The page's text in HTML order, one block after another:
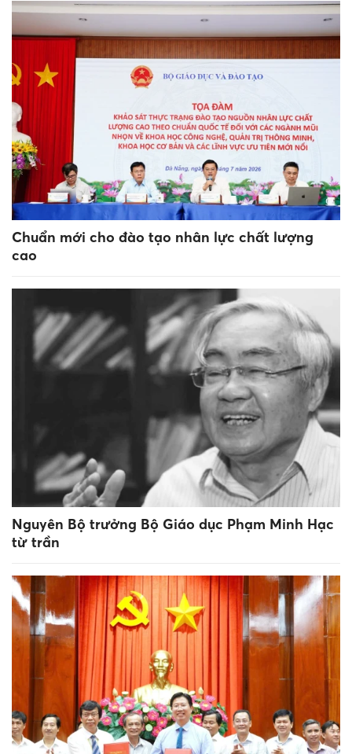
Chuẩn mới cho đào tạo nhân lực chất lượng
cao
Nguyên Bộ trưởng Bộ Giáo dục Phạm Minh Hạc
từ trần